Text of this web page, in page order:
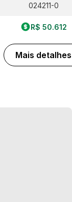
024211-0
R$ 50.612
Mais detalhes